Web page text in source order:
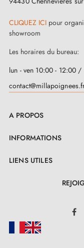
3. Les types de
différence
serrures à
CLIQUEZ ICI pour
showroom
Les horaires du bureau:
lun - ven 10:00 - 12:00
A PROPOS
INFORMATIONS
LIENS UTILES